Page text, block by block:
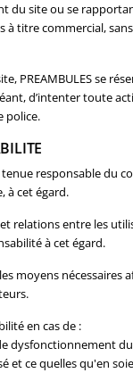
du site ou se
titre commercial,
PREAMBULES se
d’intenter toute
police.
tenue responsable du
à cet égard.
relations entre les
à cet égard.
moyens
en cas de :
du
ce quelles qu'en